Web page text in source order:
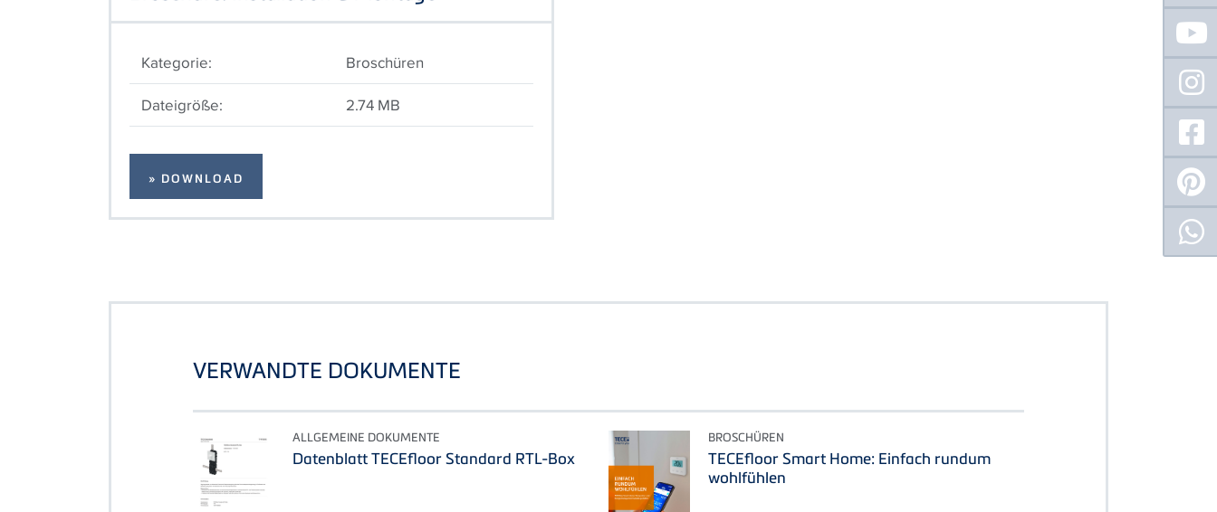
Kategorie:
Broschüren
Dateigröße:
2.74 MB
» DOWNLOAD
VERWANDTE DOKUMENTE
ALLGEMEINE DOKUMENTE
Datenblatt TECEfloor Standard RTL-Box
BROSCHÜREN
TECEfloor Smart Home: Einfach rundum
wohlfühlen